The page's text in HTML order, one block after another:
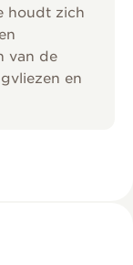
houdt zich
van de
en